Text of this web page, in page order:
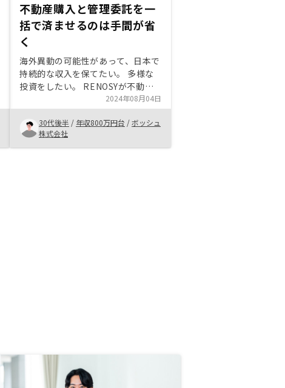
不動産購入と管理委託を一
括で済ませるのは手間が省
く
海外異動の可能性があって、日本で
持続的な収入を保てたい。 多様な
投資をしたい。 RENOSYが不動産
購入と管理委託を一括で済ませる。
海外に行っても管理委託があるので
安心。 友達がRENOSYでの運用実
績がある。
2024年08月04日
30代後半 / 年収800万円台 /ボッシュ
株式会社